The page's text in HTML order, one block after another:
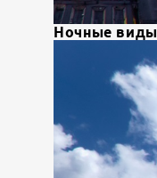
Ночные виды